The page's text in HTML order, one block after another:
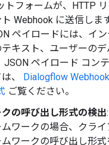
トフォームが、HTTP
Webhook に送信しま
ペイロードには、イ
キスト、ユーザーのデ
JSON ペイロード コン
、 Dialogflow
ご覧ください。
の呼び出し形式の検出
ワークの場合、クラ
ワークの呼び出し形